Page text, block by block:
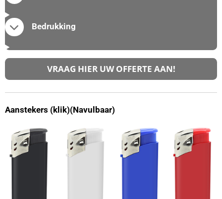
Bedrukking
VRAAG HIER UW OFFERTE AAN!
Aanstekers (klik)(Navulbaar)